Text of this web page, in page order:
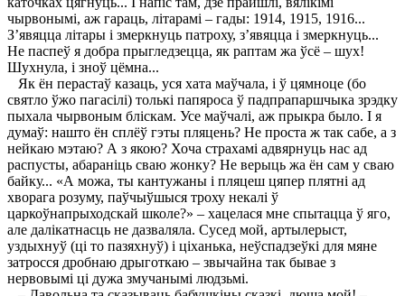
чырвонымі, аж гараць, літарамі – гады: 1914, 1915, 1916...
З’явяцца літары і змеркнуць патроху, з’явяцца і змеркнуць...
Не паспеў я добра прыгледзецца, як раптам жа ўсё – шух!
Шухнула, і зноў цёмна...
Як ён перастаў казаць, уся хата маўчала, і ў цямноце (бо
святло ўжо пагасілі) толькі папяроса ў падпрапаршчыка зрэдку
пыхала чырвоным бліскам. Усе маўчалі, аж прыкра было. I я
думаў: нашто ён сплёў гэты пляцень? Не проста ж так сабе, а з
нейкаю мэтаю? А з якою? Хоча страхамі адвярнуць нас ад
распусты, абараніць сваю жонку? Не верыць жа ён сам у сваю
байку... «А можа, ты кантужаны і пляцеш цяпер плятні ад
хворага розуму, паўчыўшыся троху некалі ў
царкоўнапрыходскай школе?» – хацелася мне спытацца ў яго,
але далікатнасць не дазваляла. Сусед мой, артылерыст,
уздыхнуў (ці то пазяхнуў) і ціханька, неўспадзеўкі для мяне
затросся дробнаю дрыготкаю – звычайна так бывае з
нервовымі ці дужа змучанымі людзьмі.